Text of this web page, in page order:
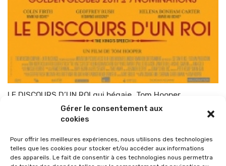
Gérer le consentement aux
cookies
Pour offrir les meilleures expériences, nous utilisons des technologies
telles que les cookies pour stocker et/ou accéder aux informations
des appareils. Le fait de consentir à ces technologies nous permettra
LE DISCOURS D’UN ROI qui bégaie…Tom Hooper
TOP-PARENTS 1 février 2011